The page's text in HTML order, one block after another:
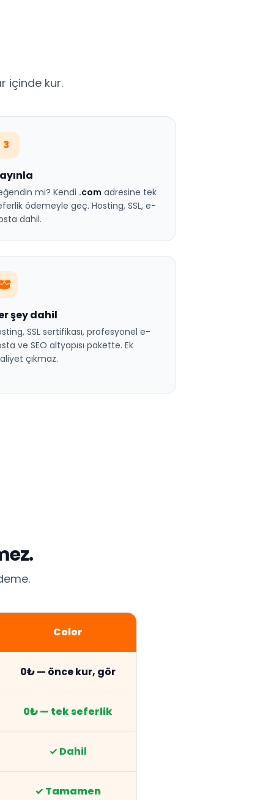
içinde kur.
3
mi? Kendi .com adresine tek
ödemeyle geç. Hosting, SSL, e-
dahil.
şey dahil
SSL sertifikası, profesyonel e-
ve SEO altyapısı pakette. Ek
çıkmaz.
Color
0₺ — önce kur, gör
0₺ — tek seferlik
✓ Dahil
✓ Tamamen